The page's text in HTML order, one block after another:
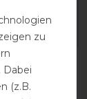
zu
Dabei
(z.B.